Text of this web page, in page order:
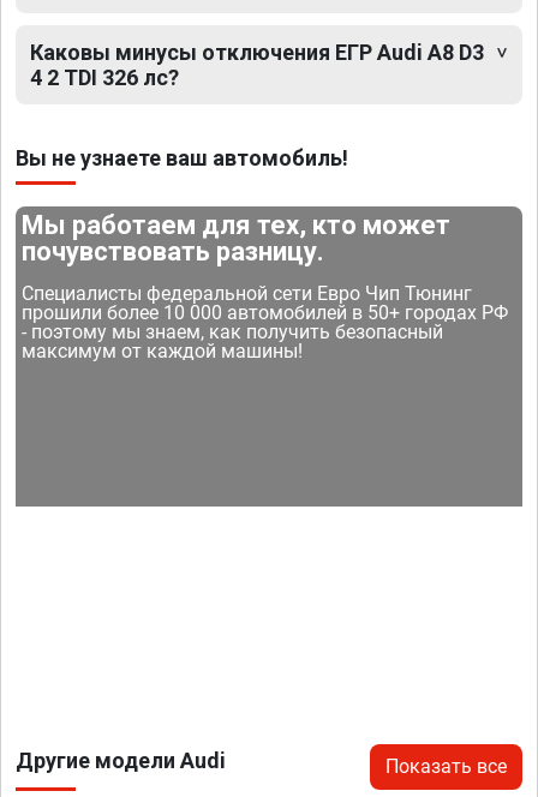
Каковы минусы отключения ЕГР Audi A8 D3
4 2 TDI 326 лс?
Вы не узнаете ваш автомобиль!
Мы работаем для тех, кто может
почувствовать разницу.
Специалисты федеральной сети Евро Чип Тюнинг
прошили более 10 000 автомобилей в 50+ городах РФ
- поэтому мы знаем, как получить безопасный
максимум от каждой машины!
Другие модели Audi Показать все